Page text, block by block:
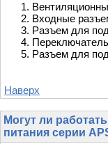
Входные
Разъем для
Разъем для
Наверх
Могут ли
питания серии